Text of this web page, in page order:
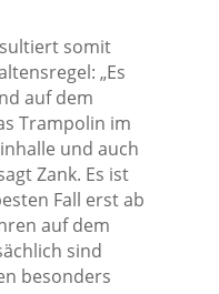
somit
„Es
auf dem
Trampolin im
und auch
Zank. Es ist
Fall erst ab
auf dem
sind
besonders